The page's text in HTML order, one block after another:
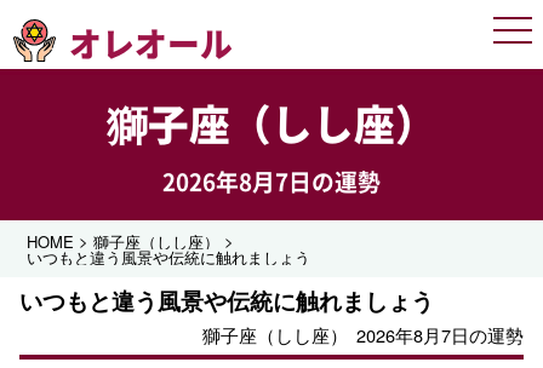
オレオール
獅子座（しし座）
2026年8月7日の運勢
HOME >獅子座（しし座） >
いつもと違う風景や伝統に触れましょう
いつもと違う風景や伝統に触れましょう
獅子座（しし座） 2026年8月7日の運勢